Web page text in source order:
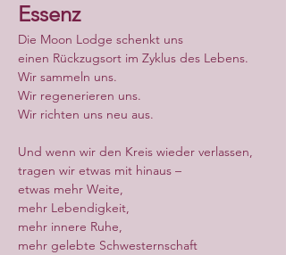
Essenz
Die Moon Lodge schenkt uns
einen Rückzugsort im Zyklus des Lebens.
Wir sammeln uns.
Wir regenerieren uns.
Wir richten uns neu aus.
Und wenn wir den Kreis wieder verlassen,
tragen wir etwas mit hinaus –
etwas mehr Weite,
mehr Lebendigkeit,
mehr innere Ruhe,
mehr gelebte Schwesternschaft